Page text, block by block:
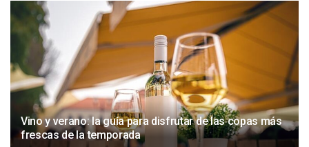
Vino y verano: la guía para disfrutar de las copas más
frescas de la temporada